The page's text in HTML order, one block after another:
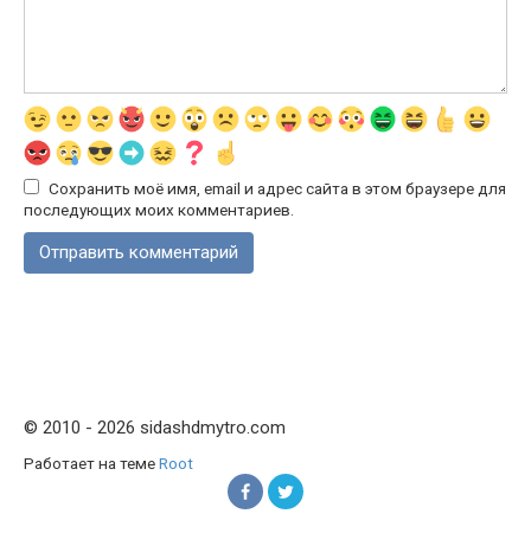
Сохранить моё имя, email и адрес сайта в этом браузере для
последующих моих комментариев.
© 2010 - 2026 sidashdmytro.com
Работает на темеRoot